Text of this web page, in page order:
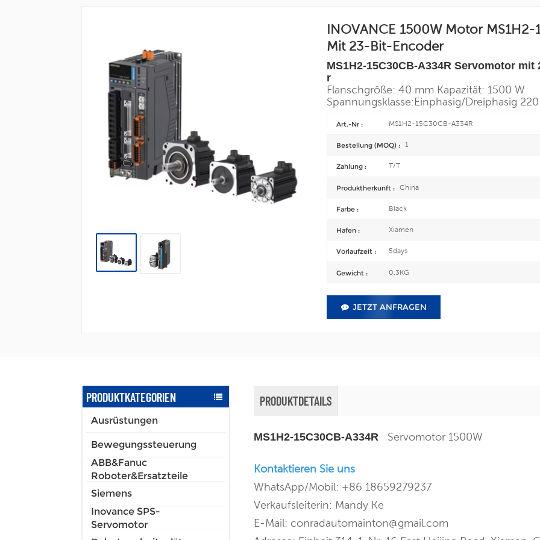
INOVANCE 1500W Motor
Mit 23-Bit-Encoder
MS1H2-15C30CB-A334R Servomotor mit
r
Flanschgröße: 40 mm Kapazität: 1500 W
Spannungsklasse:Einphasig/Dreiphasig
Art.-Nr : MS1H2-15C30CB-A334R
Bestellung (MOQ) : 1
Zahlung : T/T
Produktherkunft : China
Farbe : Black
Hafen : Xiamen
Vorlaufzeit : 5days
Gewicht : 0.3KG
JETZT ANFRAGEN
PRODUKTKATEGORIEN
Ausrüstungen
Bewegungssteuerung
ABB&Fanuc
Roboter&Ersatzteile
Siemens
Inovance SPS-
Servomotor
PRODUKTDETAILS
MS1H2-15C30CB-A334R Servomotor 1500W
Kontaktieren Sie uns
WhatsApp/Mobil: +86 18659279237
Verkaufsleiterin: Mandy Ke
E-Mail: conradautomainton@gmail.com